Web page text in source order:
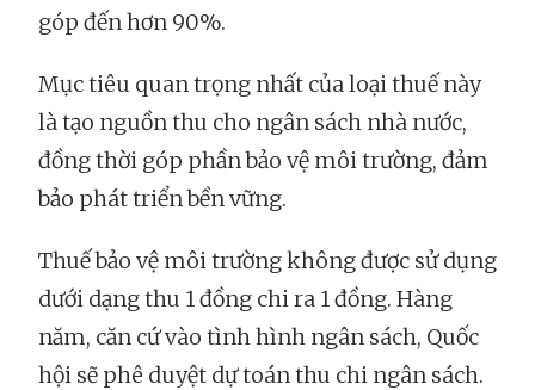
góp đến hơn 90%.
Mục tiêu quan trọng nhất của loại thuế này
là tạo nguồn thu cho ngân sách nhà nước,
đồng thời góp phần bảo vệ môi trường, đảm
bảo phát triển bền vững.
Thuế bảo vệ môi trường không được sử dụng
dưới dạng thu 1 đồng chi ra 1 đồng. Hàng
năm, căn cứ vào tình hình ngân sách, Quốc
hội sẽ phê duyệt dự toán thu chi ngân sách.